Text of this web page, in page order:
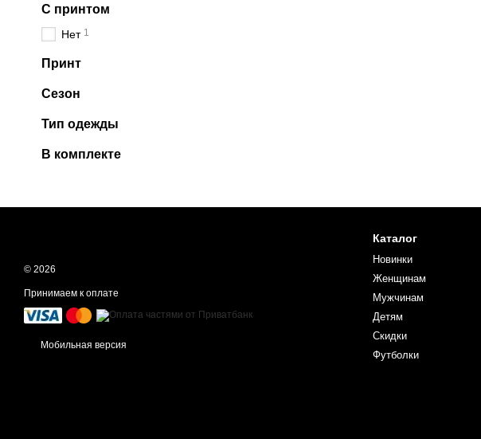
С принтом
Нет 1
Принт
Сезон
Тип одежды
В комплекте
© 2026
Принимаем к оплате
Мобильная версия
Каталог
Новинки
Женщинам
Мужчинам
Детям
Скидки
Футболки